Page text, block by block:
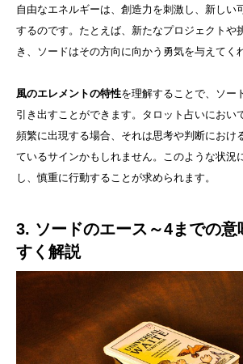
自由なエネルギーは、創造力を刺激し、新しい
するのです。たとえば、新たなプロジェクトや
き、ソードはその方向に向かう勇気を与えてく
風のエレメントの特性を理解することで、ソー
引き出すことができます。タロット占いにおい
頻繁に出現する場合、それは思考や判断におけ
ているサインかもしれません。このような状況
し、慎重に行動することが求められます。
3. ソードのエース～4までの意
すく解説